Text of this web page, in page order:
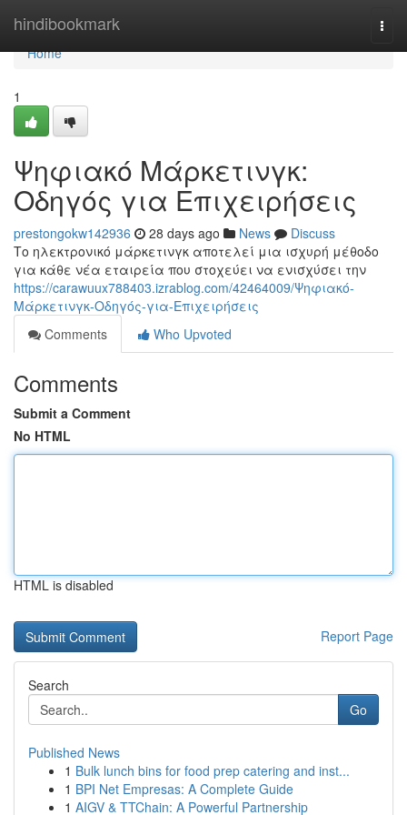
hindibookmark
Home
Home
1
Ψηφιακό Μάρκετινγκ:
Οδηγός για Επιχειρήσεις
prestongokw142936 28 days ago News
Discuss
Το ηλεκτρονικό μάρκετινγκ αποτελεί μια ισχυρή μέθοδο
για κάθε νέα εταιρεία που στοχεύει να ενισχύσει την
https://carawuux788403.izrablog.com/42464009/Ψηφιακό-
Μάρκετινγκ-Οδηγός-για-Επιχειρήσεις
Comments
Who Upvoted
Comments
Submit a Comment
No HTML
HTML is disabled
Report Page
Search
Go
Published News
1 Bulk lunch bins for food prep catering and inst...
1 BPI Net Empresas: A Complete Guide
1 AIGV & TTChain: A Powerful Partnership